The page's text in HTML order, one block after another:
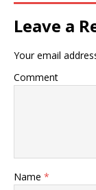
Leave a
Your email
Comment
Name *